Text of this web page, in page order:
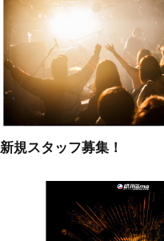
新規スタッフ募集！